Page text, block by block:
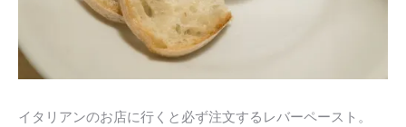
イタリアンのお店に行くと必ず注文するレバーペースト。